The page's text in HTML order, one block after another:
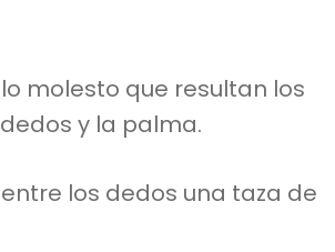
molesto que resultan los
y la palma.
los dedos una taza de